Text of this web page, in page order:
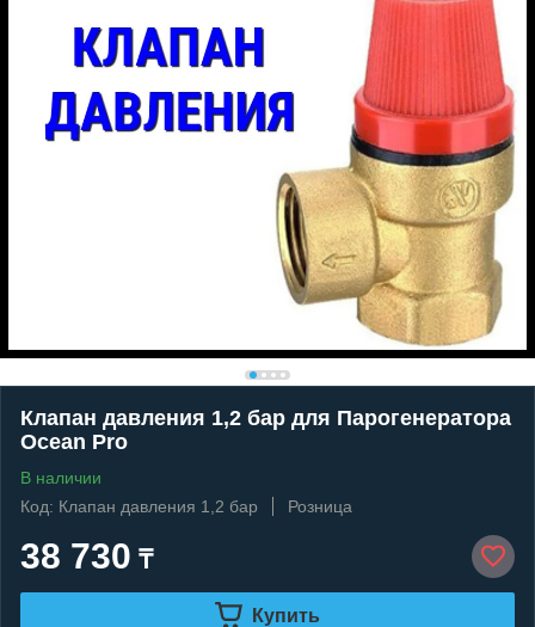
Клапан давления 1,2 бар для Парогенератора
Ocean Pro
В наличии
Код: Клапан давления 1,2 бар
Розница
38 730 ₸
Купить